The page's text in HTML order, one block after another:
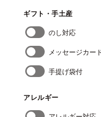
ギフト・手土産
のし対応
メッセージカー
手提げ袋付
アレルギー